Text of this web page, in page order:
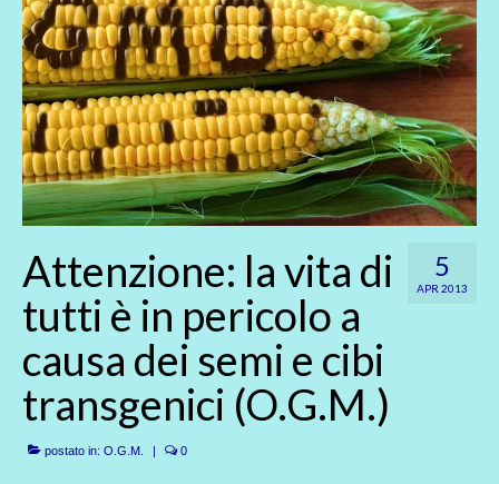
CHI SIAMO
SOCIAL
SOSTIENICI
CONTATTI
5
APR 2013
Attenzione: la vita di
tutti è in pericolo a
causa dei semi e cibi
transgenici (O.G.M.)
postato in: O.G.M. | 0